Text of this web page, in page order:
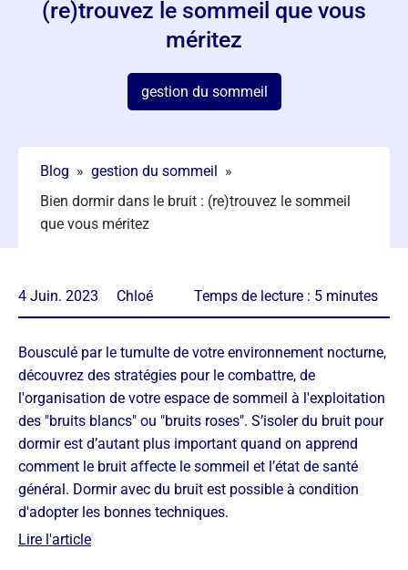
(re)trouvez le sommeil que vous
méritez
gestion du sommeil
Blog » gestion du sommeil »
Bien dormir dans le bruit : (re)trouvez le sommeil
que vous méritez
4 Juin. 2023 Chloé Temps de lecture : 5 minutes
Bousculé par le tumulte de votre environnement nocturne,
découvrez des stratégies pour le combattre, de
l'organisation de votre espace de sommeil à l'exploitation
des "bruits blancs" ou "bruits roses". S’isoler du bruit pour
dormir est d’autant plus important quand on apprend
comment le bruit affecte le sommeil et l’état de santé
général. Dormir avec du bruit est possible à condition
d'adopter les bonnes techniques.
Lire l'article